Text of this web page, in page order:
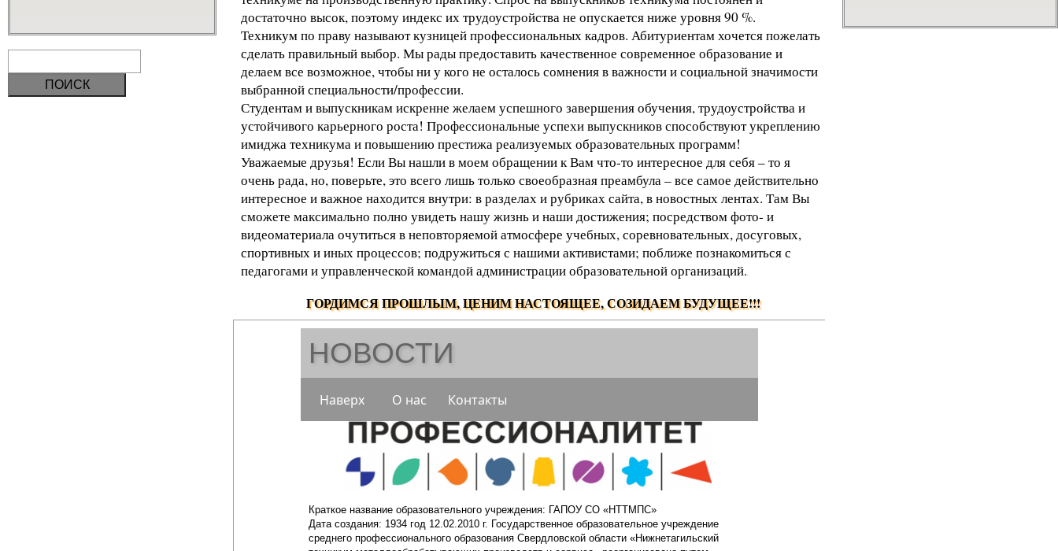
достаточно высок, поэтому индекс их трудоустройства не опускается ниже уровня 90 %.
Техникум по праву называют кузницей профессиональных кадров. Абитуриентам хочется пожелать
сделать правильный выбор. Мы рады предоставить качественное современное образование и
делаем все возможное, чтобы ни у кого не осталось сомнения в важности и социальной значимости
выбранной специальности/профессии.
Студентам и выпускникам искренне желаем успешного завершения обучения, трудоустройства и
устойчивого карьерного роста! Профессиональные успехи выпускников способствуют укреплению
имиджа техникума и повышению престижа реализуемых образовательных программ!
Уважаемые друзья! Если Вы нашли в моем обращении к Вам что-то интересное для себя – то я
очень рада, но, поверьте, это всего лишь только своеобразная преамбула – все самое действительно
интересное и важное находится внутри: в разделах и рубриках сайта, в новостных лентах. Там Вы
сможете максимально полно увидеть нашу жизнь и наши достижения; посредством фото- и
видеоматериала очутиться в неповторяемой атмосфере учебных, соревновательных, досуговых,
спортивных и иных процессов; подружиться с нашими активистами; поближе познакомиться с
педагогами и управленческой командой администрации образовательной организаций.
ГОРДИМСЯ ПРОШЛЫМ, ЦЕНИМ НАСТОЯЩЕЕ, СОЗИДАЕМ БУДУЩЕЕ!!!